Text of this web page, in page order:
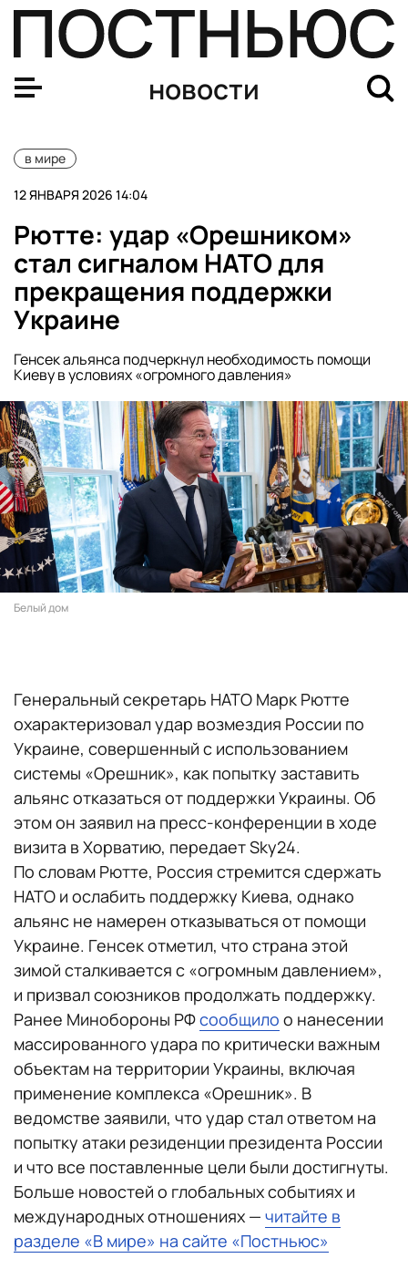
новости
в мире
12 ЯНВАРЯ 2026 14:04
Рютте: удар «Орешником»
стал сигналом НАТО для
прекращения поддержки
Украине
Генсек альянса подчеркнул необходимость помощи
Киеву в условиях «огромного давления»
Белый дом
Генеральный секретарь НАТО Марк Рютте
охарактеризовал удар возмездия России по
Украине, совершенный с использованием
системы «Орешник», как попытку заставить
альянс отказаться от поддержки Украины. Об
этом он заявил на пресс-конференции в ходе
визита в Хорватию, передает Sky24.
По словам Рютте, Россия стремится сдержать
НАТО и ослабить поддержку Киева, однако
альянс не намерен отказываться от помощи
Украине. Генсек отметил, что страна этой
зимой сталкивается с «огромным давлением»,
и призвал союзников продолжать поддержку.
Ранее Минобороны РФсообщило о нанесении
массированного удара по критически важным
объектам на территории Украины, включая
применение комплекса «Орешник». В
ведомстве заявили, что удар стал ответом на
попытку атаки резиденции президента России
и что все поставленные цели были достигнуты.
Больше новостей о глобальных событиях и
международных отношениях — читайте в
разделе «В мире» на сайте «Постньюс»
Зеленский хочет продлить военное положение и